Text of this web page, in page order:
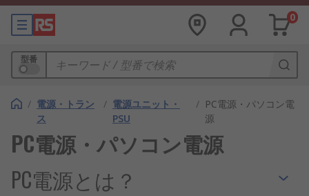
0
型番
/ 電源・トラン
ス
/ 電源ユニット・
PSU
/ PC電源・パソコン電
源
PC電源・パソコン電源
PC電源とは？